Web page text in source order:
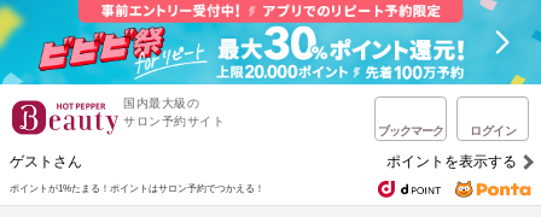
国内最大級の
サロン予約サイト
ブックマーク ログイン
ゲストさん ポイントを表示する
ポイントが1%たまる！ ポイントはサロン予約でつかえる！